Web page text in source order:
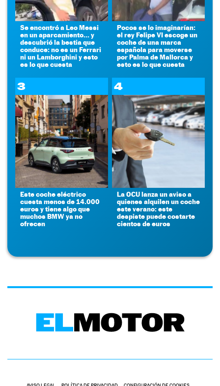
Se encontró a Leo Messi
en un aparcamiento... y
descubrió la bestia que
conduce: no es un Ferrari
ni un Lamborghini y esto
es lo que cuesta
Pocos se lo imaginarían:
el rey Felipe VI escoge un
coche de una marca
española para moverse
por Palma de Mallorca y
esto es lo que cuesta
3
Este coche eléctrico
cuesta menos de 14.000
euros y tiene algo que
muchos BMW ya no
ofrecen
4
La OCU lanza un aviso a
quienes alquilen un coche
este verano: este
despiste puede costarte
cientos de euros